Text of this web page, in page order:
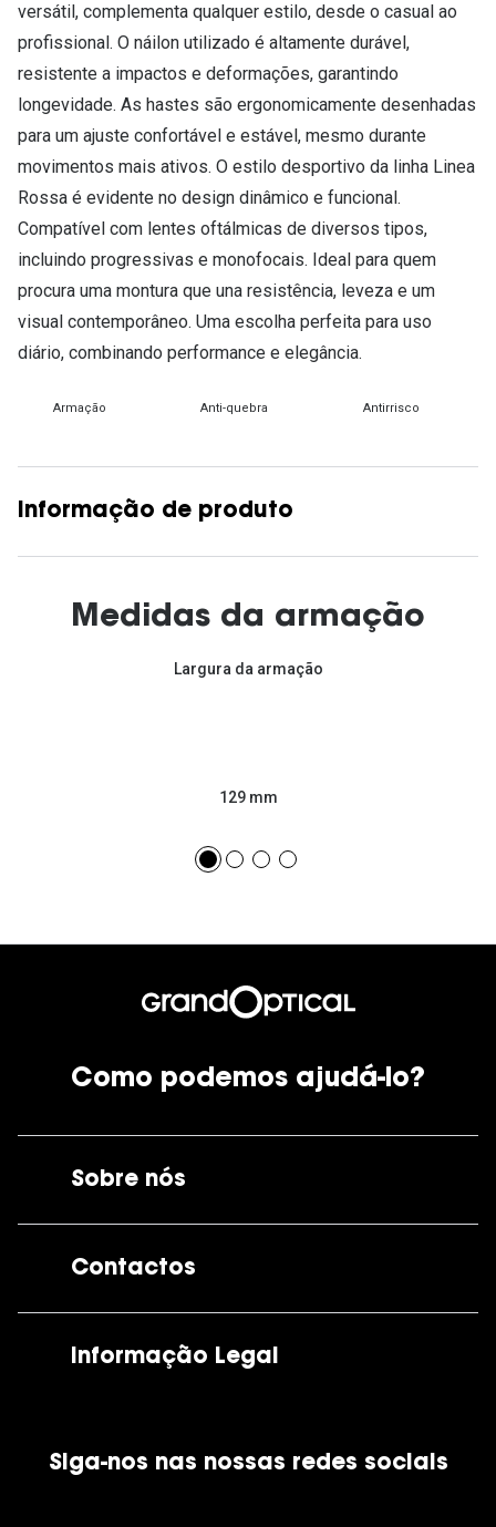
versátil, complementa qualquer estilo, desde o casual ao
profissional. O náilon utilizado é altamente durável,
resistente a impactos e deformações, garantindo
longevidade. As hastes são ergonomicamente desenhadas
para um ajuste confortável e estável, mesmo durante
movimentos mais ativos. O estilo desportivo da linha Linea
Rossa é evidente no design dinâmico e funcional.
Compatível com lentes oftálmicas de diversos tipos,
incluindo progressivas e monofocais. Ideal para quem
procura uma montura que una resistência, leveza e um
visual contemporâneo. Uma escolha perfeita para uso
diário, combinando performance e elegância.
Armação Anti-quebra Antirrisco
Informação de produto
Medidas da armação
Largura da armação
129 mm
Como podemos ajudá-lo?
Sobre nós
Contactos
Informação Legal
Política de Cookies
Siga-nos nas nossas redes sociais